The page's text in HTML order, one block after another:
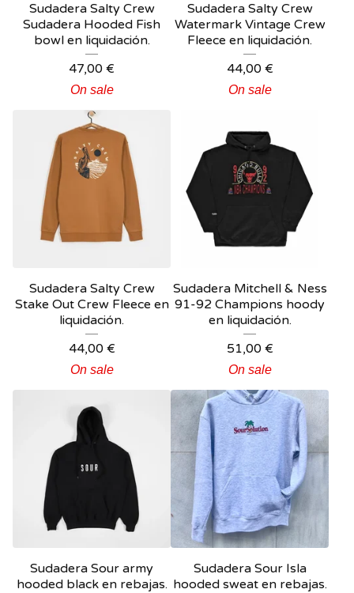
Sudadera Salty Crew
Sudadera Hooded Fish
bowl en liquidación.
47,00 €
On sale
Sudadera Salty Crew
Watermark Vintage Crew
Fleece en liquidación.
44,00 €
On sale
Sudadera Salty Crew
Stake Out Crew Fleece en
liquidación.
44,00 €
On sale
Sudadera Mitchell & Ness
91-92 Champions hoody
en liquidación.
51,00 €
On sale
Sudadera Sour army
hooded black en rebajas.
Sudadera Sour Isla
hooded sweat en rebajas.